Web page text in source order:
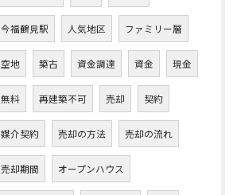
今福鶴見駅 人気地区 ファミリー層
空地 築古 資金調達 資金 現金
無料 再建築不可 売却 契約
媒介契約 売却の方法 売却の流れ
売却期間 オープンハウス